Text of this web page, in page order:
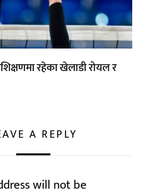
रहेका खेलाडी रोयल र
A REPLY
will not be